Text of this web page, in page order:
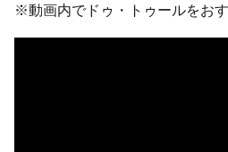
※動画内でドゥ・トゥールをお